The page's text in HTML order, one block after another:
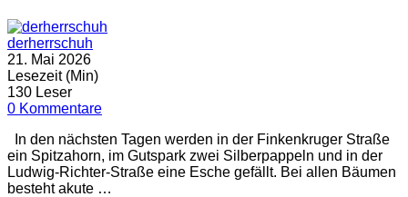
derherrschuh
21. Mai 2026
Lesezeit (Min)
130 Leser
0 Kommentare
In den nächsten Tagen werden in der Finkenkruger Straße
ein Spitzahorn, im Gutspark zwei Silberpappeln und in der
Ludwig-Richter-Straße eine Esche gefällt. Bei allen Bäumen
besteht akute …